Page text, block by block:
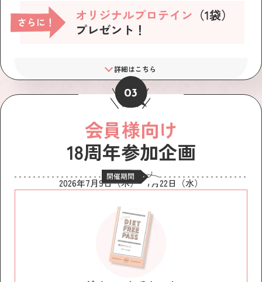
詳細はこちら
03
会員様向け
18周年参加企画
2026年7月9日（木）~ 7月22日（水）